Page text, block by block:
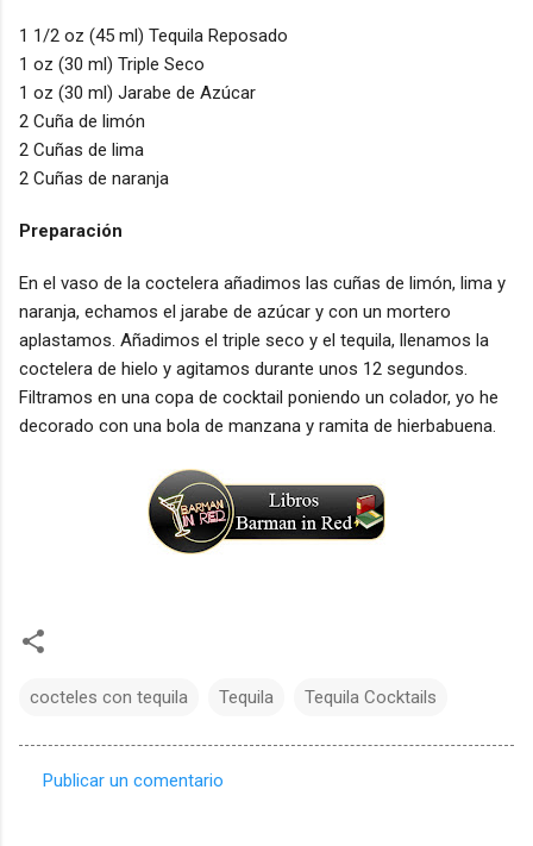
1 1/2 oz (45 ml) Tequila Reposado
1 oz (30 ml) Triple Seco
1 oz (30 ml) Jarabe de Azúcar
2 Cuña de limón
2 Cuñas de lima
2 Cuñas de naranja
Preparación
En el vaso de la coctelera añadimos las cuñas de limón, lima y
naranja, echamos el jarabe de azúcar y con un mortero
aplastamos. Añadimos el triple seco y el tequila, llenamos la
coctelera de hielo y agitamos durante unos 12 segundos.
Filtramos en una copa de cocktail poniendo un colador, yo he
decorado con una bola de manzana y ramita de hierbabuena.
cocteles con tequila Tequila Tequila Cocktails
Publicar un comentario